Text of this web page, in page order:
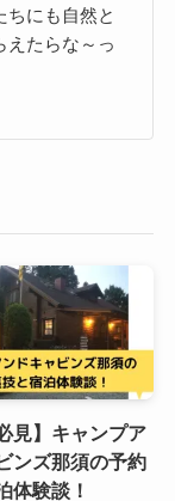
ちにも自然と
えたらな～っ
見】キャンプア
ンズ那須の予約
体験談！